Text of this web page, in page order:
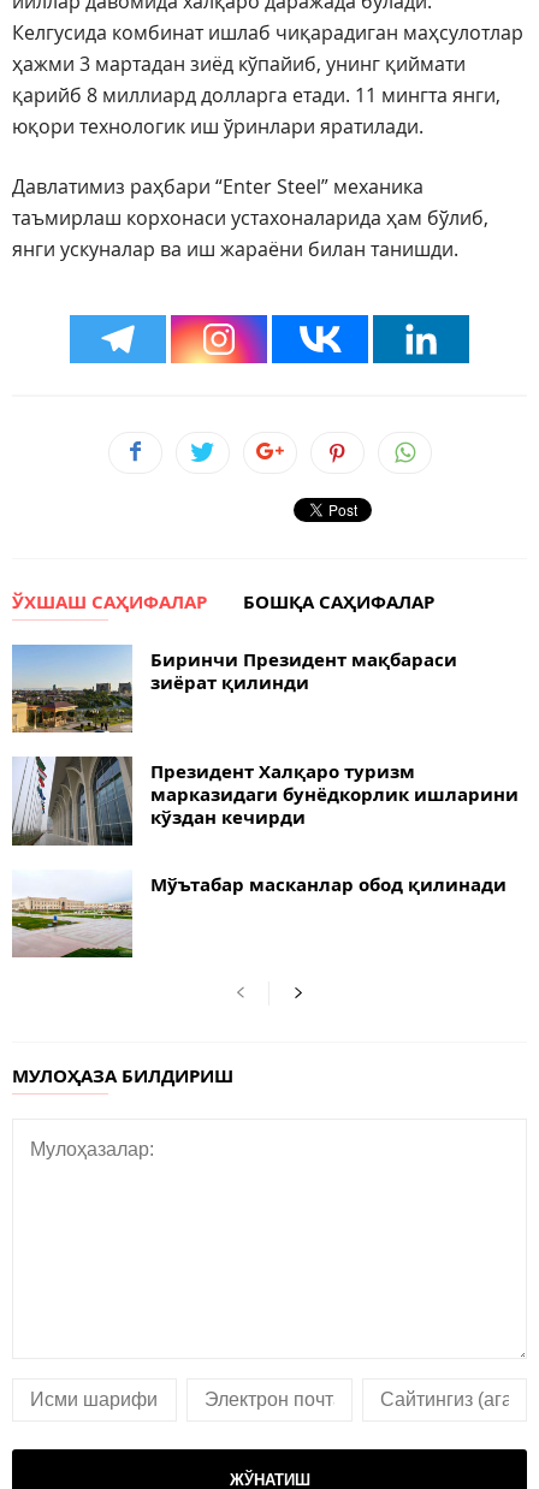
Келгусида комбинат ишлаб чиқарадиган маҳсулотлар
ҳажми 3 мартадан зиёд кўпайиб, унинг қиймати
қарийб 8 миллиард долларга етади. 11 мингта янги,
юқори технологик иш ўринлари яратилади.
Давлатимиз раҳбари “Enter Steel” механика
таъмирлаш корхонаси устахоналарида ҳам бўлиб,
янги ускуналар ва иш жараёни билан танишди.
ЎХШАШ САҲИФАЛАР БОШҚА САҲИФАЛАР
Биринчи Президент мақбараси
зиёрат қилинди
Президент Халқаро туризм
марказидаги бунёдкорлик ишларини
кўздан кечирди
Мўътабар масканлар обод қилинади
МУЛОҲАЗА БИЛДИРИШ